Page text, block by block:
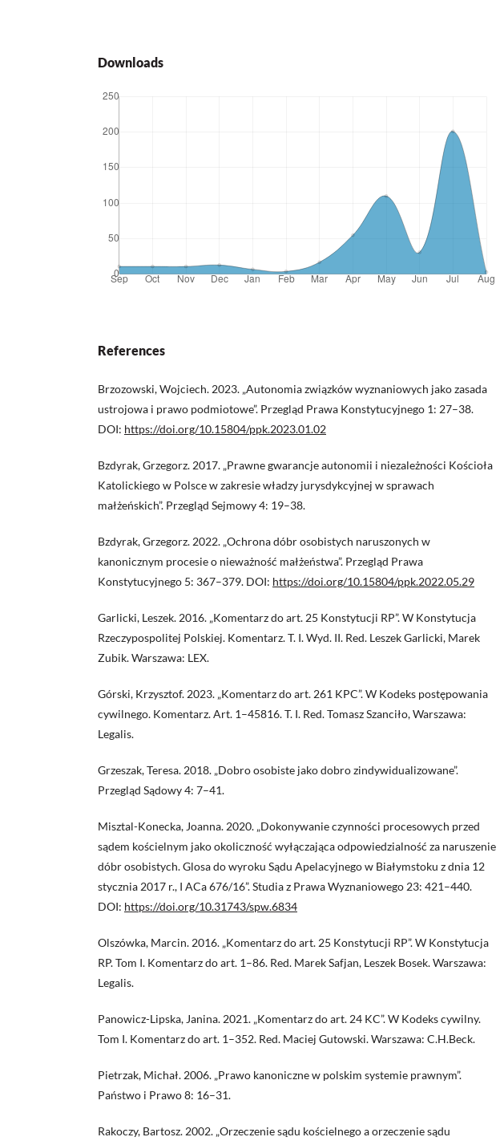
Downloads
References
Brzozowski, Wojciech. 2023. „Autonomia związków wyznaniowych jako zasada
ustrojowa i prawo podmiotowe”. Przegląd Prawa Konstytucyjnego 1: 27–38.
DOI: https://doi.org/10.15804/ppk.2023.01.02
Bzdyrak, Grzegorz. 2017. „Prawne gwarancje autonomii i niezależności Kościoła
Katolickiego w Polsce w zakresie władzy jurysdykcyjnej w sprawach
małżeńskich”. Przegląd Sejmowy 4: 19–38.
Bzdyrak, Grzegorz. 2022. „Ochrona dóbr osobistych naruszonych w
kanonicznym procesie o nieważność małżeństwa”. Przegląd Prawa
Konstytucyjnego 5: 367–379. DOI: https://doi.org/10.15804/ppk.2022.05.29
Garlicki, Leszek. 2016. „Komentarz do art. 25 Konstytucji RP”. W Konstytucja
Rzeczypospolitej Polskiej. Komentarz. T. I. Wyd. II. Red. Leszek Garlicki, Marek
Zubik. Warszawa: LEX.
Górski, Krzysztof. 2023. „Komentarz do art. 261 KPC”. W Kodeks postępowania
cywilnego. Komentarz. Art. 1–45816. T. I. Red. Tomasz Szanciło, Warszawa:
Legalis.
Grzeszak, Teresa. 2018. „Dobro osobiste jako dobro zindywidualizowane”.
Przegląd Sądowy 4: 7–41.
Misztal-Konecka, Joanna. 2020. „Dokonywanie czynności procesowych przed
sądem kościelnym jako okoliczność wyłączająca odpowiedzialność za naruszenie
dóbr osobistych. Glosa do wyroku Sądu Apelacyjnego w Białymstoku z dnia 12
stycznia 2017 r., I ACa 676/16”. Studia z Prawa Wyznaniowego 23: 421–440.
DOI: https://doi.org/10.31743/spw.6834
Olszówka, Marcin. 2016. „Komentarz do art. 25 Konstytucji RP”. W Konstytucja
RP. Tom I. Komentarz do art. 1–86. Red. Marek Safjan, Leszek Bosek. Warszawa:
Legalis.
Panowicz-Lipska, Janina. 2021. „Komentarz do art. 24 KC”. W Kodeks cywilny.
Tom I. Komentarz do art. 1–352. Red. Maciej Gutowski. Warszawa: C.H.Beck.
Pietrzak, Michał. 2006. „Prawo kanoniczne w polskim systemie prawnym”.
Państwo i Prawo 8: 16–31.
Rakoczy, Bartosz. 2002. „Orzeczenie sądu kościelnego a orzeczenie sądu